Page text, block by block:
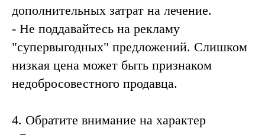
дополнительных затрат на лечение.
- Не поддавайтесь на рекламу
"супервыгодных" предложений. Слишком
низкая цена может быть признаком
недобросовестного продавца.
4. Обратите внимание на характер